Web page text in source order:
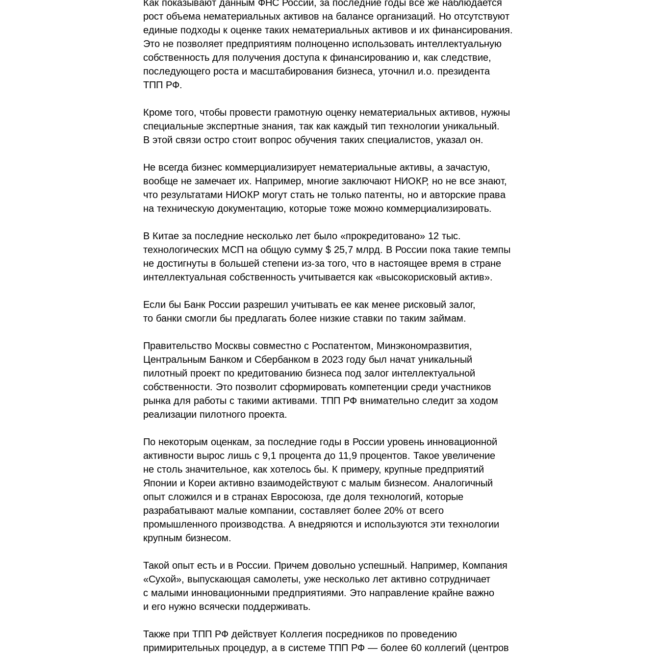
Как показывают данным ФНС России, за последние годы все же наблюдается
рост объема нематериальных активов на балансе организаций. Но отсутствуют
единые подходы к оценке таких нематериальных активов и их финансирования.
Это не позволяет предприятиям полноценно использовать интеллектуальную
собственность для получения доступа к финансированию и, как следствие,
последующего роста и масштабирования бизнеса, уточнил и.о. президента
ТПП РФ.
Кроме того, чтобы провести грамотную оценку нематериальных активов, нужны
специальные экспертные знания, так как каждый тип технологии уникальный.
В этой связи остро стоит вопрос обучения таких специалистов, указал он.
Не всегда бизнес коммерциализирует нематериальные активы, а зачастую,
вообще не замечает их. Например, многие заключают НИОКР, но не все знают,
что результатами НИОКР могут стать не только патенты, но и авторские права
на техническую документацию, которые тоже можно коммерциализировать.
В Китае за последние несколько лет было «прокредитовано» 12 тыс.
технологических МСП на общую сумму $ 25,7 млрд. В России пока такие темпы
не достигнуты в большей степени из-за того, что в настоящее время в стране
интеллектуальная собственность учитывается как «высокорисковый актив».
Если бы Банк России разрешил учитывать ее как менее рисковый залог,
то банки смогли бы предлагать более низкие ставки по таким займам.
Правительство Москвы совместно с Роспатентом, Минэкономразвития,
Центральным Банком и Сбербанком в 2023 году был начат уникальный
пилотный проект по кредитованию бизнеса под залог интеллектуальной
собственности. Это позволит сформировать компетенции среди участников
рынка для работы с такими активами. ТПП РФ внимательно следит за ходом
реализации пилотного проекта.
По некоторым оценкам, за последние годы в России уровень инновационной
активности вырос лишь с 9,1 процента до 11,9 процентов. Такое увеличение
не столь значительное, как хотелось бы. К примеру, крупные предприятий
Японии и Кореи активно взаимодействуют с малым бизнесом. Аналогичный
опыт сложился и в странах Евросоюза, где доля технологий, которые
разрабатывают малые компании, составляет более 20% от всего
промышленного производства. А внедряются и используются эти технологии
крупным бизнесом.
Такой опыт есть и в России. Причем довольно успешный. Например, Компания
«Сухой», выпускающая самолеты, уже несколько лет активно сотрудничает
с малыми инновационными предприятиями. Это направление крайне важно
и его нужно всячески поддерживать.
Также при ТПП РФ действует Коллегия посредников по проведению
примирительных процедур, а в системе ТПП РФ — более 60 коллегий (центров